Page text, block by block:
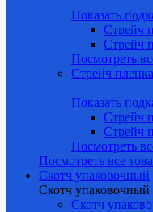
Показать
Стрейч
Стрейч
Посмотреть
Стрейч
Показать
Стрейч
Стрейч
Посмотреть
Посмотреть все
Скотч упаковочный
Скотч упаковочный
Скотч